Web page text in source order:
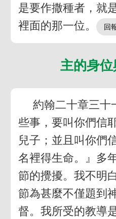
是要作撒種者，就
裡面的那一位。
主的身
約翰二十章三十
些事，要叫你們信
兒子；並且叫你們
名裡得生命。』多
節的攪擾。我不明
節為甚麼不僅題到
督。我所受的教導